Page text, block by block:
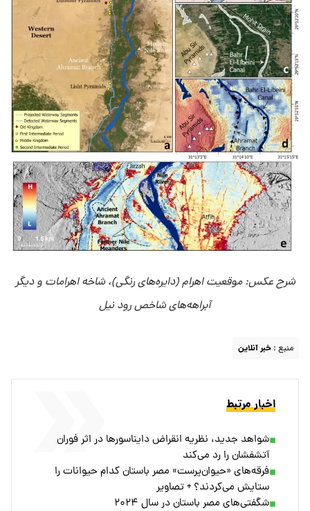
شرح عکس: موقعیت اهرام (دایره‌های رنگی)، شاخه اهرامات و دیگر
آبراهه‌های شاخص رود نیل
منبع : خبر آنلاین
اخبار مرتبط
شواهد جدید، نظریه‌ انقراض دایناسورها در اثر فوران
آتشفشان را رد می‌کند
فرقه‌های «حیوان‌پرست» مصر باستان کدام حیوانات را
ستایش می‌کردند؟ + تصاویر
شگفتی‌های مصر باستان در سال ۲۰۲۴